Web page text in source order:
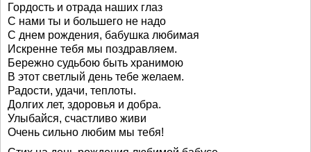
Гордость и отрада наших глаз
С нами ты и большего не надо
С днем рождения, бабушка любимая
Искренне тебя мы поздравляем.
Бережно судьбою быть хранимою
В этот светлый день тебе желаем.
Радости, удачи, теплоты.
Долгих лет, здоровья и добра.
Улыбайся, счастливо живи
Очень сильно любим мы тебя!